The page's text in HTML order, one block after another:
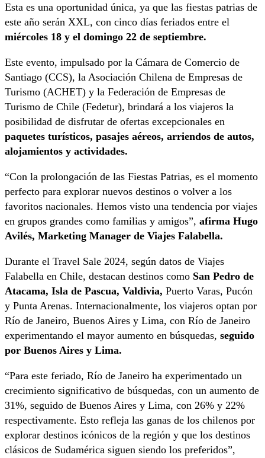
Esta es una oportunidad única, ya que las fiestas patrias de
este año serán XXL, con cinco días feriados entre el
miércoles 18 y el domingo 22 de septiembre.
Este evento, impulsado por la Cámara de Comercio de
Santiago (CCS), la Asociación Chilena de Empresas de
Turismo (ACHET) y la Federación de Empresas de
Turismo de Chile (Fedetur), brindará a los viajeros la
posibilidad de disfrutar de ofertas excepcionales en
paquetes turísticos, pasajes aéreos, arriendos de autos,
alojamientos y actividades.
“Con la prolongación de las Fiestas Patrias, es el momento
perfecto para explorar nuevos destinos o volver a los
favoritos nacionales. Hemos visto una tendencia por viajes
en grupos grandes como familias y amigos”, afirma Hugo
Avilés, Marketing Manager de Viajes Falabella.
Durante el Travel Sale 2024, según datos de Viajes
Falabella en Chile, destacan destinos como San Pedro de
Atacama, Isla de Pascua, Valdivia, Puerto Varas, Pucón
y Punta Arenas. Internacionalmente, los viajeros optan por
Río de Janeiro, Buenos Aires y Lima, con Río de Janeiro
experimentando el mayor aumento en búsquedas, seguido
por Buenos Aires y Lima.
“Para este feriado, Río de Janeiro ha experimentado un
crecimiento significativo de búsquedas, con un aumento de
31%, seguido de Buenos Aires y Lima, con 26% y 22%
respectivamente. Esto refleja las ganas de los chilenos por
explorar destinos icónicos de la región y que los destinos
clásicos de Sudamérica siguen siendo los preferidos”,